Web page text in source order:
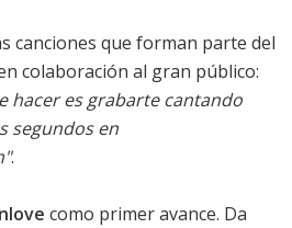
canciones que forman parte del
colaboración al gran público:
hacer es grabarte cantando
segundos en
.
como primer avance. Da